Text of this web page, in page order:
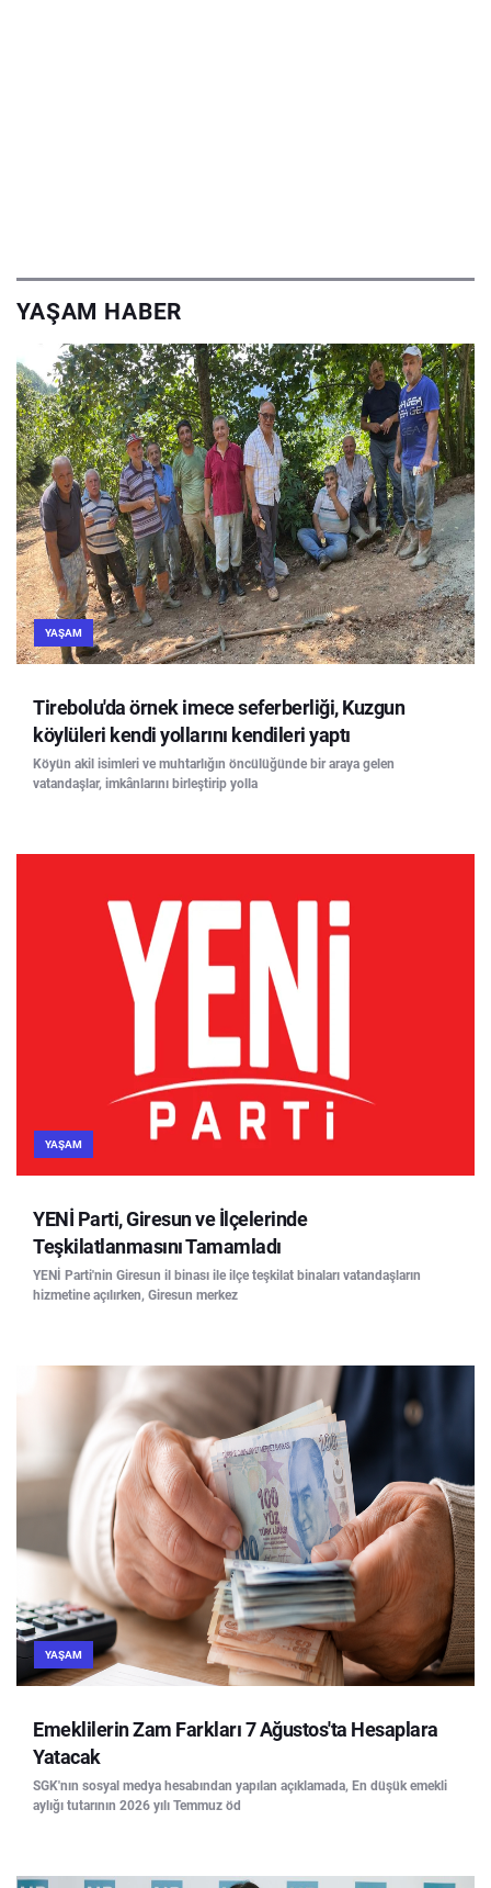
YAŞAM HABER
YAŞAM
Tirebolu'da örnek imece seferberliği, Kuzgun
köylüleri kendi yollarını kendileri yaptı
Köyün akil isimleri ve muhtarlığın öncülüğünde bir araya gelen
vatandaşlar, imkânlarını birleştirip yolla
YAŞAM
YENİ Parti, Giresun ve İlçelerinde
Teşkilatlanmasını Tamamladı
YENİ Parti'nin Giresun il binası ile ilçe teşkilat binaları vatandaşların
hizmetine açılırken, Giresun merkez
YAŞAM
Emeklilerin Zam Farkları 7 Ağustos'ta Hesaplara
Yatacak
SGK'nın sosyal medya hesabından yapılan açıklamada, En düşük emekli
aylığı tutarının 2026 yılı Temmuz öd